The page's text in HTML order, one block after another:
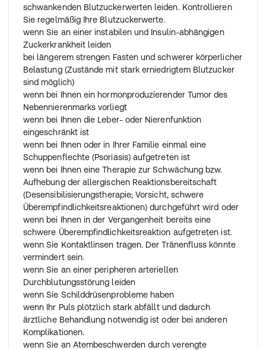
schwankenden Blutzuckerwerten leiden. Kontrollieren
Sie regelmäßig Ihre Blutzuckerwerte.
wenn Sie an einer instabilen und Insulin-abhängigen
Zuckerkrankheit leiden
bei längerem strengen Fasten und schwerer körperlicher
Belastung (Zustände mit stark erniedrigtem Blutzucker
sind möglich)
wenn bei Ihnen ein hormonproduzierender Tumor des
Nebennierenmarks vorliegt
wenn bei Ihnen die Leber- oder Nierenfunktion
eingeschränkt ist
wenn bei Ihnen oder in Ihrer Familie einmal eine
Schuppenflechte (Psoriasis) aufgetreten ist
wenn bei Ihnen eine Therapie zur Schwächung bzw.
Aufhebung der allergischen Reaktionsbereitschaft
(Desensibilisierungstherapie; Vorsicht, schwere
Überempfindlichkeitsreaktionen) durchgeführt wird oder
wenn bei Ihnen in der Vergangenheit bereits eine
schwere Überempfindlichkeitsreaktion aufgetreten ist.
wenn Sie Kontaktlinsen tragen. Der Tränenfluss könnte
vermindert sein.
wenn Sie an einer peripheren arteriellen
Durchblutungsstörung leiden
wenn Sie Schilddrüsenprobleme haben
wenn Ihr Puls plötzlich stark abfällt und dadurch
ärztliche Behandlung notwendig ist oder bei anderen
Komplikationen.
wenn Sie an Atembeschwerden durch verengte